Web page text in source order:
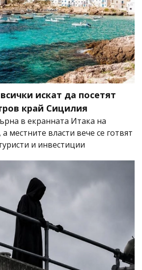
искат да посетят
край Сицилия
в екранната Итака на
местните власти вече се готвят
и инвестиции